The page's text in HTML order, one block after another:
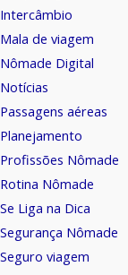
Intercâmbio
Mala de viagem
Nômade Digital
Notícias
Passagens aéreas
Planejamento
Profissões Nômade
Rotina Nômade
Se Liga na Dica
Segurança Nômade
Seguro viagem